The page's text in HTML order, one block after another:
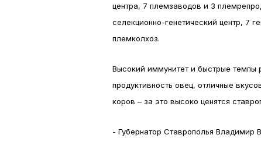
центра, 7 племзаводов и 3
селекционно-генетический центр, 7
племколхоз.
Высокий иммунитет и быстрые темпы
продуктивность овец, отличные
коров – за это высоко ценятся
- Губернатор Ставрополья Владимир